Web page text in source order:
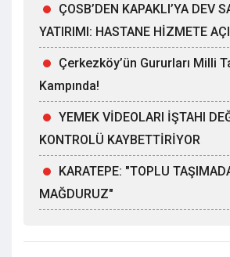
ÇOSB’DEN KAPAKLI’YA DEV
YATIRIMI: HASTANE HİZMETE
Çerkezköy’ün Gururları Milli
Kampında!
YEMEK VİDEOLARI İŞTAHI
KONTROLÜ KAYBETTİRİYOR
KARATEPE: "TOPLU
MAĞDURUZ"